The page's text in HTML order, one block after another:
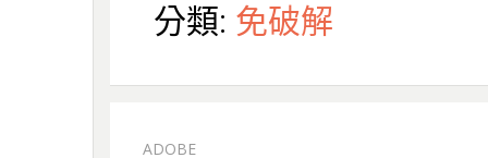
分類: 免破解
ADOBE